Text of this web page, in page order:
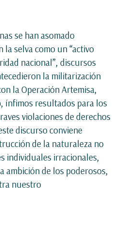
se han asomado
selva como un “activo
nacional”, discursos
la militarización
la Operación Artemisa,
ínfimos resultados para los
violaciones de derechos
discurso conviene
de la naturaleza no
individuales irracionales,
ambición de los poderosos,
nuestro